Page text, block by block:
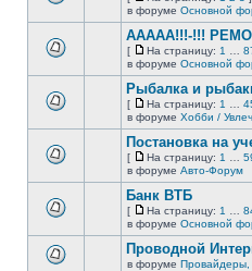
непрочитанных
этой
непрочитанных
сообщений.
На
страницу
в форуме Основной
этой
непрочитанных
сообщений.
ААААА!!!-!!!
[
На
страницу
На страницу: 1
в форуме Основной
этой
непрочитанных
сообщений.
Рыбалка и
[
На
страницу
На страницу: 1
в форуме Хобби /
этой
непрочитанных
сообщений.
Постановка на
[
На
страницу
На страницу: 1
в форуме Авто-Форум
этой
Банк ВТБ
[
На
страницу
На страницу: 1
в форуме Основной
Проводной
в форуме Провайдеры,